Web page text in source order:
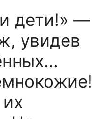
дети!» —
увидев